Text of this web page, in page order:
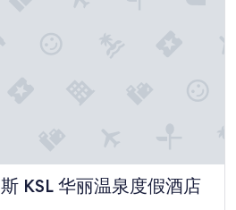
KSL 华丽温泉度假酒店
丽温泉度假酒店